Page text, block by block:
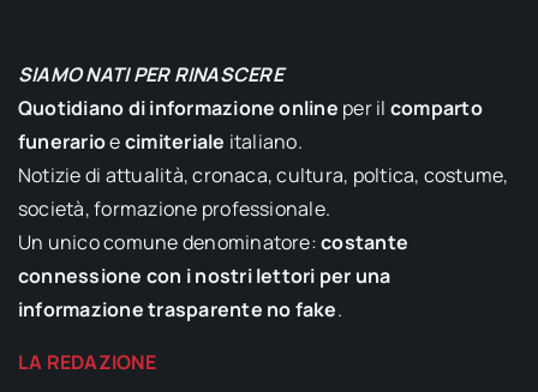
SIAMO NATI PER RINASCERE
Quotidiano di informazione online per il comparto
funerarioecimiteriale italiano.
Notizie di attualità, cronaca, cultura, poltica, costume,
società, formazione professionale.
Un unico comune denominatore:costante
connessione con i nostri lettori per una
informazione trasparente no fake.
LA REDAZIONE